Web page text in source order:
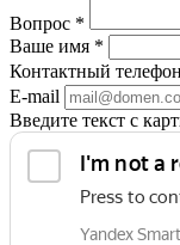
Вопрос *
Ваше имя *
Контактный телефон
E-mail
Введите текст с